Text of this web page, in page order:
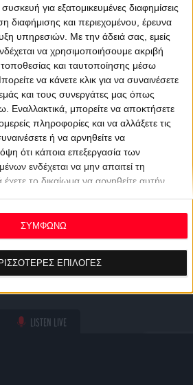
για εξατομικευμένες διαφημίσεις
διαφήμισης και περιεχομένου, έρευνα
υπηρεσιών. Με την άδειά σας, εμείς
να χρησιμοποιήσουμε ακριβή
και ταυτοποίησης μέσω
να κάνετε κλικ για να συναινέσετε
και τους συνεργάτες μας όπως
Εναλλακτικά, μπορείτε να αποκτήσετε
πληροφορίες και να αλλάξετε τις
ή να αρνηθείτε να
ότι κάποια επεξεργασία των
ενδέχεται να μην απαιτεί τη
το δικαίωμα να αρνηθείτε αυτήν
σας ανά πάσα στιγμή
τον ιστότοπο και κάνοντας κλικ στο
κάτω μέρος της ιστοσελίδας.
ΕΠΙΛΟΓΕΣ
ΣΥΜΦΩΝΩ
LISTEN LIVE
byporcupine colors&Fotis Alexandrou